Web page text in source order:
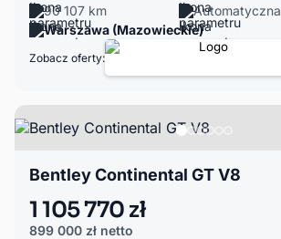
90 107 km
Automatyczna
Warszawa (Mazowieckie)
Zobacz oferty:
Bentley Continental GT V8
1 105 770 zł
899 000 zł netto